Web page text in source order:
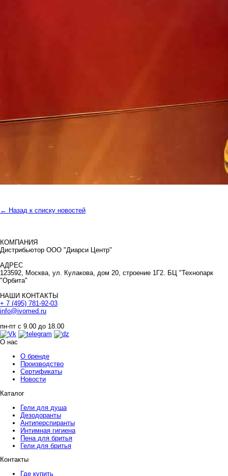
← Назад к списку новостей
КОМПАНИЯ
Дистрибьютор ООО "Диарси Центр"
АДРЕС
123592, Москва, ул. Кулакова, дом 20, строение 1Г2. БЦ "Технопарк
"Орбита"
НАШИ КОНТАКТЫ
+ 7 (495) 781-92-03
info@ivomed.ru
пн-пт с 9.00 до 18.00
О нас
О бренде
Производство
Сертификаты
Новости
Каталог
Гели для душа
Дезодоранты
Антиперспиранты
Интимная гигиена
Пена для бритья
Гели для бритья
Контакты
Где купить